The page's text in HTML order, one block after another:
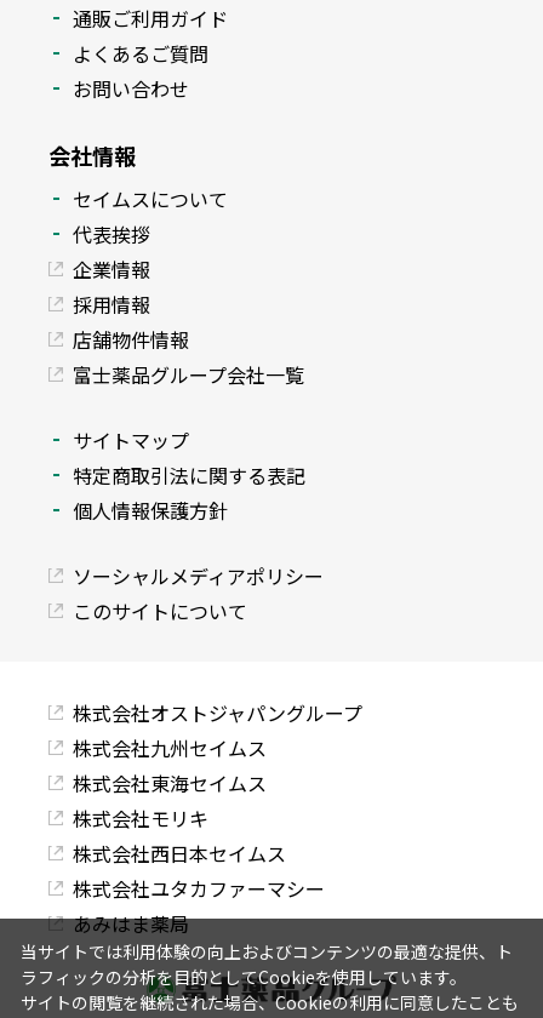
通販ご利用ガイド
よくあるご質問
お問い合わせ
会社情報
セイムスについて
代表挨拶
企業情報
採用情報
店舗物件情報
富士薬品グループ会社一覧
サイトマップ
特定商取引法に関する表記
個人情報保護方針
ソーシャルメディアポリシー
このサイトについて
株式会社オストジャパングループ
株式会社九州セイムス
株式会社東海セイムス
株式会社モリキ
株式会社西日本セイムス
株式会社ユタカファーマシー
あみはま薬局
当サイトでは利用体験の向上およびコンテンツの最適な提供、ト
ラフィックの分析を目的としてCookieを使用しています。
サイトの閲覧を継続された場合、Cookieの利用に同意したことも